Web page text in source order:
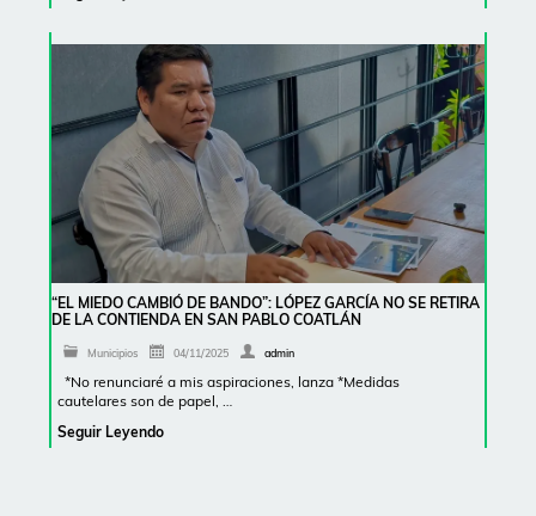
“EL MIEDO CAMBIÓ DE BANDO”: LÓPEZ GARCÍA NO SE RETIRA
DE LA CONTIENDA EN SAN PABLO COATLÁN
Municipios 04/11/2025 admin
*No renunciaré a mis aspiraciones, lanza *Medidas
cautelares son de papel, …
Seguir Leyendo